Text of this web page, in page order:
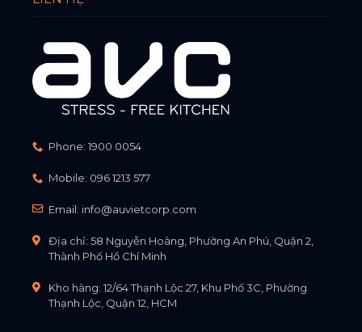
Phone: 1900 0054
Mobile: 096 1213 577
Email: info@auvietcorp.com
Địa chỉ: 58 Nguyễn Hoàng, Phường An Phú, Quận 2,
Thành Phố Hồ Chí Minh
Kho hàng: 12/64 Thạnh Lộc 27, Khu Phố 3C, Phường
Thạnh Lộc, Quận 12, HCM